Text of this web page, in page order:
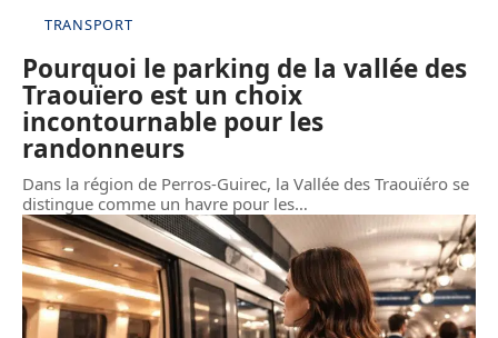
TRANSPORT
Pourquoi le parking de la vallée des
Traouïero est un choix
incontournable pour les
randonneurs
Dans la région de Perros-Guirec, la Vallée des Traouïéro se
distingue comme un havre pour les…